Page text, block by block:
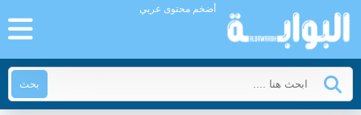
أضخم محتوى عربي
بحث